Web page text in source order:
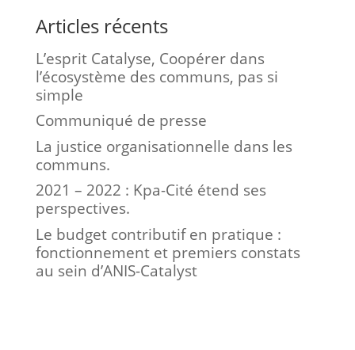
Articles récents
L’esprit Catalyse, Coopérer dans
l’écosystème des communs, pas si
simple
Communiqué de presse
La justice organisationnelle dans les
communs.
2021 – 2022 : Kpa-Cité étend ses
perspectives.
Le budget contributif en pratique :
fonctionnement et premiers constats
au sein d’ANIS-Catalyst